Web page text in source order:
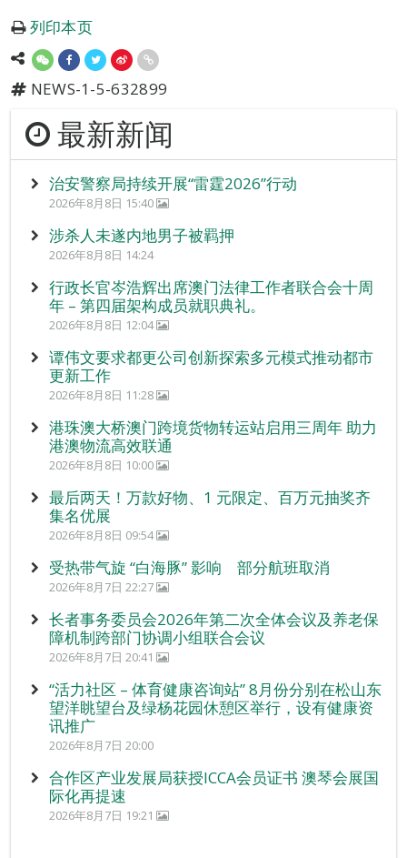
列印本页
NEWS-1-5-632899
最新新闻
治安警察局持续开展“雷霆2026”行动
2026年8月8日 15:40
涉杀人未遂内地男子被羁押
2026年8月8日 14:24
行政长官岑浩辉出席澳门法律工作者联合会十周
年 – 第四届架构成员就职典礼。
2026年8月8日 12:04
谭伟文要求都更公司创新探索多元模式推动都市
更新工作
2026年8月8日 11:28
港珠澳大桥澳门跨境货物转运站启用三周年 助力
港澳物流高效联通
2026年8月8日 10:00
最后两天！万款好物、1 元限定、百万元抽奖齐
集名优展
2026年8月8日 09:54
受热带气旋 “白海豚” 影响 部分航班取消
2026年8月7日 22:27
长者事务委员会2026年第二次全体会议及养老保
障机制跨部门协调小组联合会议
2026年8月7日 20:41
“活力社区 – 体育健康咨询站” 8月份分别在松山东
望洋眺望台及绿杨花园休憩区举行，设有健康资
讯推广
2026年8月7日 20:00
合作区产业发展局获授ICCA会员证书 澳琴会展国
际化再提速
2026年8月7日 19:21